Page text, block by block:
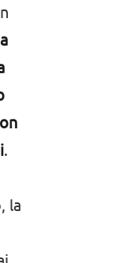
.
la